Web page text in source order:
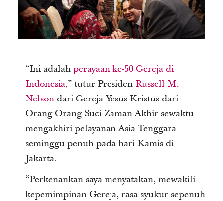
“Ini adalah perayaan ke-50 Gereja di
Indonesia,” tutur Presiden Russell M.
Nelsondari Gereja Yesus Kristus dari
Orang-Orang Suci Zaman Akhir sewaktu
mengakhiri pelayanan Asia Tenggara
seminggu penuh pada hari Kamis di
Jakarta.
“Perkenankan saya menyatakan, mewakili
kepemimpinan Gereja, rasa syukur sepenuh